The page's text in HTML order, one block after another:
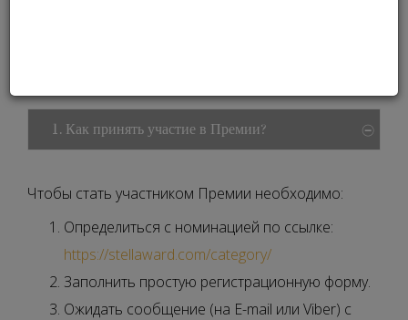
1. Как принять участие в Премии?
Чтобы стать участником Премии необходимо:
Определиться с номинацией по ссылке:
https://stellaward.com/category/
Заполнить простую регистрационную форму.
Ожидать сообщение (на E-mail или Viber) с